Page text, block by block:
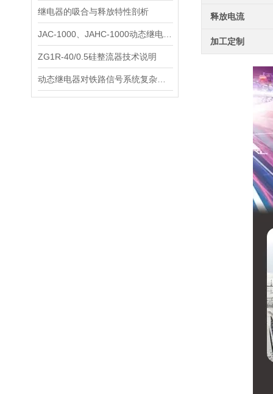
继电器的吸合与释放特性剖析
ZG1R-40/0.5硅整流器技术说明
释放电流
加工定制